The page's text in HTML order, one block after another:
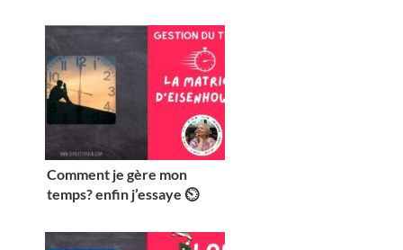
Comment je gère mon
temps? enfin j’essaye ⏲